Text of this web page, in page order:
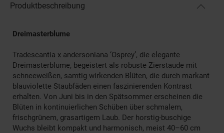
Produktbeschreibung
Dreimasterblume
Tradescantia x andersoniana ‘Osprey’, die elegante
Dreimasterblume, begeistert als robuste Zierstaude mit
schneeweißen, samtig wirkenden Blüten, die durch markant
blauviolette Staubfäden einen faszinierenden Kontrast
erhalten. Von Juni bis in den Spätsommer erscheinen die
Blüten in kontinuierlichen Schüben über schmalem,
frischgrünem, grasartigem Laub. Der horstig-buschige
Wuchs bleibt kompakt und harmonisch, meist 40–60 cm